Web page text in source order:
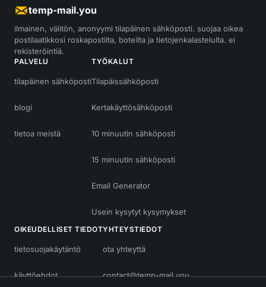
temp-mail.you
ilmainen, välitön, anonyymi tilapäinen sähköposti. suojaa oikea
postilaatikkosi roskapostilta, boteilta ja tietojenkalastelulta. ei
rekisteröintiä.
PALVELU
tilapäinen sähköposti
blogi
tietoa meistä
TYÖKALUT
Tilapäissähköposti
Kertakäyttösähköposti
10 minuutin sähköposti
15 minuutin sähköposti
Email Generator
Usein kysytyt kysymykset
OIKEUDELLISET TIEDOT
tietosuojakäytäntö
käyttöehdot
YHTEYSTIEDOT
ota yhteyttä
contact@temp-mail.you